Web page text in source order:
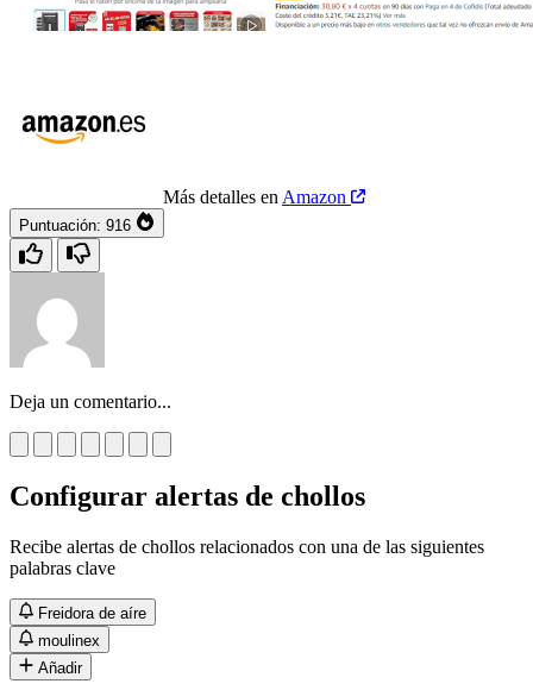
Más detalles en Amazon
Puntuación: 916
Deja un comentario...
Configurar alertas de chollos
Recibe alertas de chollos relacionados con una de las siguientes
palabras clave
Freidora de aíre
moulinex
Añadir